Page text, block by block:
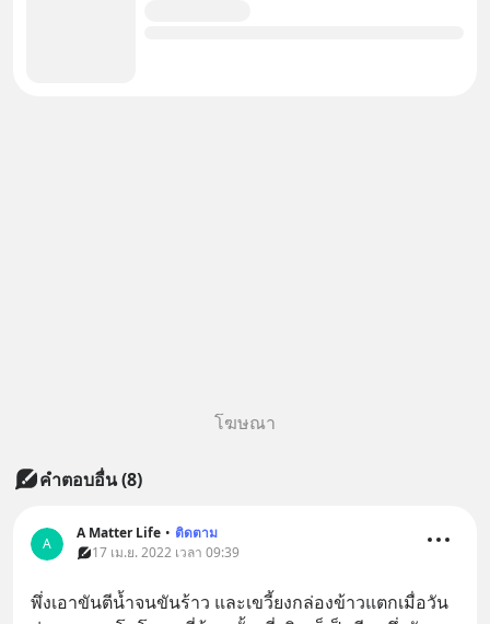
โฆษณา
คำตอบอื่น(8)
A
A Matter Life • ติดตาม
17 เม.ย. 2022 เวลา 09:39
พึ่งเอาขันตีน้ำจนขันร้าว และเขวี้ยงกล่องข้าวแตกเมื่อวัน